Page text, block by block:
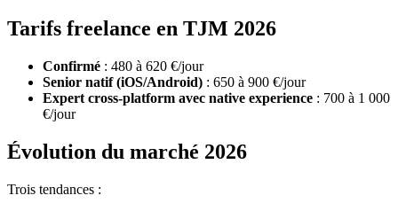
Tarifs freelance en TJM 2026
Confirmé : 480 à 620 €/jour
Senior natif (iOS/Android) : 650 à 900 €/jour
Expert cross-platform avec native experience : 700 à 1 000
€/jour
Évolution du marché 2026
Trois tendances :